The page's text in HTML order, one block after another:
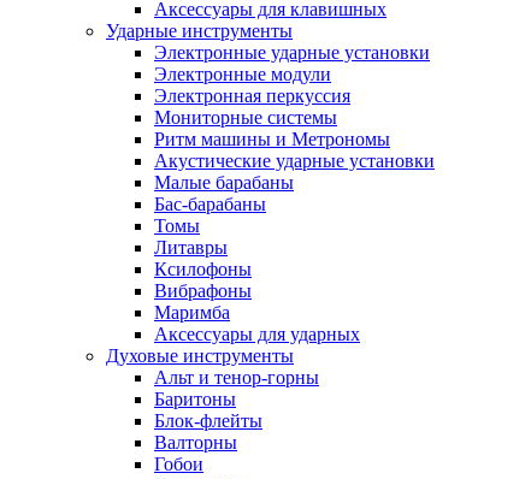
Аксессуары для клавишных
Ударные инструменты
Электронные ударные установки
Электронные модули
Электронная перкуссия
Мониторные системы
Ритм машины и Метрономы
Акустические ударные установки
Малые барабаны
Бас-барабаны
Томы
Литавры
Ксилофоны
Вибрафоны
Маримба
Аксессуары для ударных
Духовые инструменты
Альт и тенор-горны
Баритоны
Блок-флейты
Валторны
Гобои